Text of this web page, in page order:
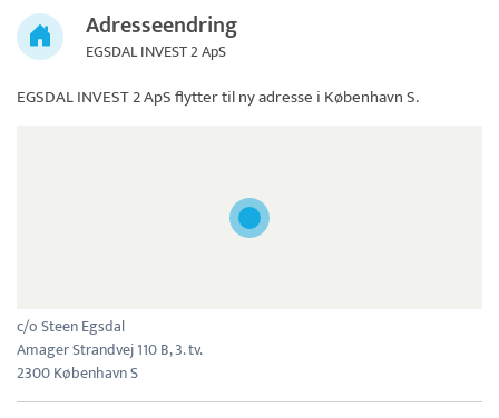
Adresseendring
EGSDAL INVEST 2 ApS
EGSDAL INVEST 2 ApSflytter til ny adresse i København S.
c/o Steen Egsdal
Amager Strandvej 110 B, 3. tv.
2300 København S